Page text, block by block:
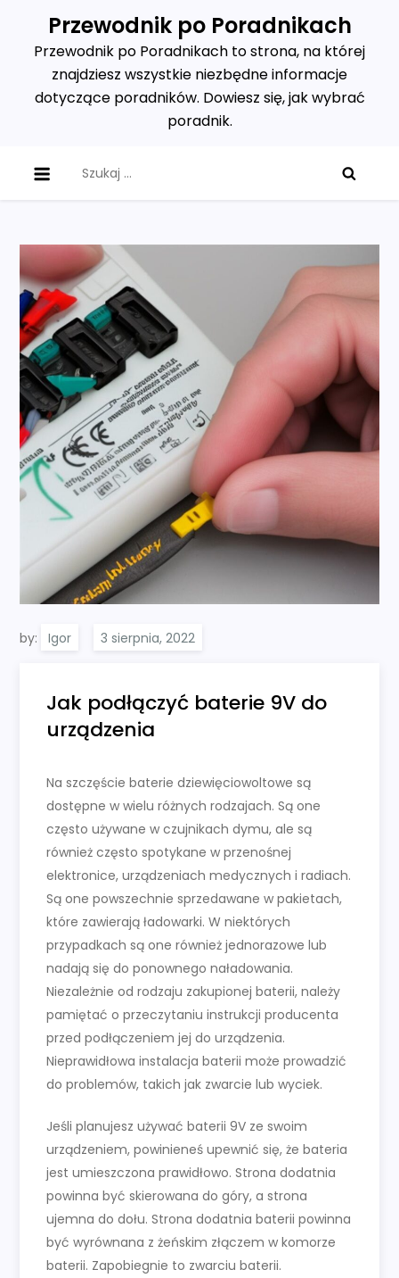
content
Przewodnik po Poradnikach
Przewodnik po Poradnikach to strona, na której
znajdziesz wszystkie niezbędne informacje
dotyczące poradników. Dowiesz się, jak wybrać
poradnik.
by: Igor
Jak podłączyć baterie 9V do
urządzenia
Na szczęście baterie dziewięciowoltowe są
dostępne w wielu różnych rodzajach. Są one
często używane w czujnikach dymu, ale są
również często spotykane w przenośnej
elektronice, urządzeniach medycznych i radiach.
Są one powszechnie sprzedawane w pakietach,
które zawierają ładowarki. W niektórych
przypadkach są one również jednorazowe lub
nadają się do ponownego naładowania.
Niezależnie od rodzaju zakupionej baterii, należy
pamiętać o przeczytaniu instrukcji producenta
przed podłączeniem jej do urządzenia.
Nieprawidłowa instalacja baterii może prowadzić
do problemów, takich jak zwarcie lub wyciek.
Jeśli planujesz używać baterii 9V ze swoim
urządzeniem, powinieneś upewnić się, że bateria
jest umieszczona prawidłowo. Strona dodatnia
powinna być skierowana do góry, a strona
ujemna do dołu. Strona dodatnia baterii powinna
być wyrównana z żeńskim złączem w komorze
baterii. Zapobiegnie to zwarciu baterii.